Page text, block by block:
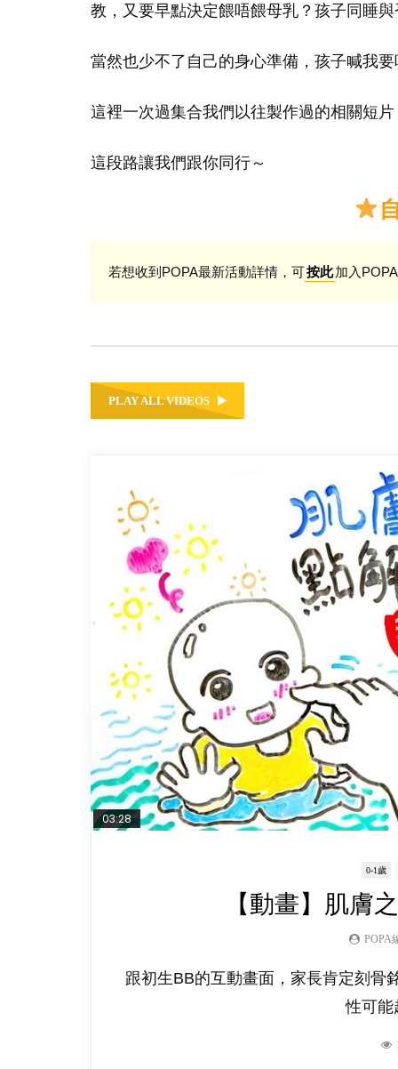
教，又要早點決定餵唔餵母乳？孩子同睡與
當然也少不了自己的身心準備，孩子喊我
這裡一次過集合我們以往製作過的相關短
這段路讓我們跟你同行～
若想收到POPA最新活動詳情，可按此加入
PLAY ALL VIDEOS
03:28
0-1歲
【動畫】肌膚
POPA
跟初生BB的互動畫面，家長肯定刻骨
性可能